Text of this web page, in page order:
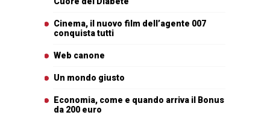
Cinema, il nuovo film dell’agente 007
conquista tutti
Web canone
Un mondo giusto
Economia, come e quando arriva il Bonus
da 200 euro